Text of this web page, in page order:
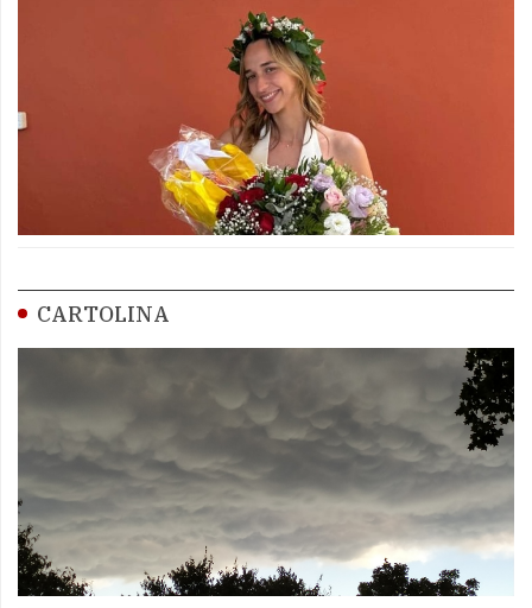
CARTOLINA